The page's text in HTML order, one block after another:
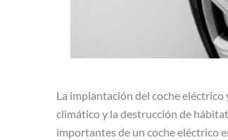
La implantación del coche
climático y la destrucción de
importantes de un coche eléctrico